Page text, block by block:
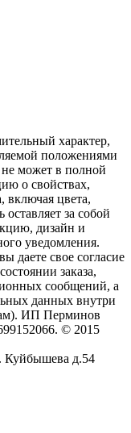
характер,
положениями
может в полной
о свойствах,
включая цвета,
за собой
дизайн и
уведомления.
даете свое согласие
заказа,
сообщений, а
данных внутри
ИП Перминов
© 2015
Куйбышева д.54